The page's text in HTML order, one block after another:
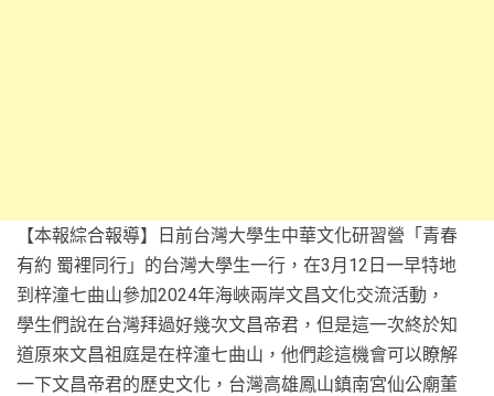
【本報綜合報導】日前台灣大學生中華文化研習營「青春
有約 蜀裡同行」的台灣大學生一行，在3月12日一早特地
到梓潼七曲山參加2024年海峽兩岸文昌文化交流活動，
學生們說在台灣拜過好幾次文昌帝君，但是這一次終於知
道原來文昌祖庭是在梓潼七曲山，他們趁這機會可以瞭解
一下文昌帝君的歷史文化，台灣高雄鳳山鎮南宮仙公廟董